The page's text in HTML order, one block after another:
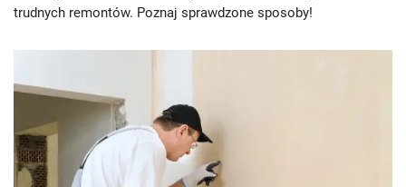
trudnych remontów. Poznaj sprawdzone sposoby!